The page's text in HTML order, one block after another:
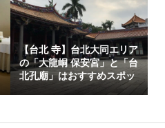
【台北 寺】台北大同エリア
の「大龍峒 保安宮」と「台
北孔廟」はおすすめスポッ